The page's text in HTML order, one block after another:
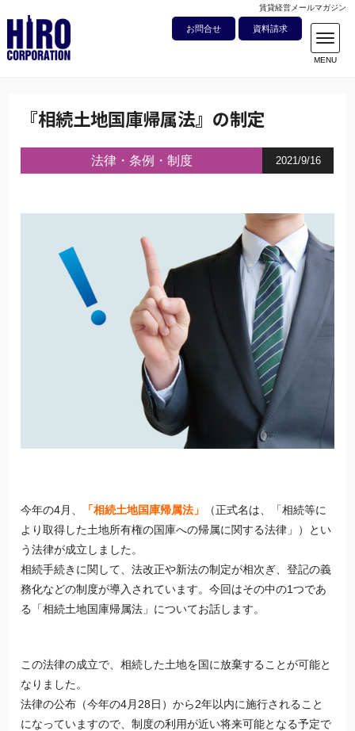
賃貸経営メールマガジン
お問合せ 資料請求
『相続土地国庫帰属法』の制定
法律・条例・制度 2021/9/16
今年の4月、 「相続土地国庫帰属法」
（正式名は、「相続等に
より取得した土地所有権の国庫への帰属に関する法律」）とい
う法律が成立しました。
相続手続きに関して、法改正や新法の制定が相次ぎ、登記の義
務化などの制度が導入されています。今回はその中の1つであ
る「相続土地国庫帰属法」についてお話します。
この法律の成立で、相続した土地を国に放棄することが可能と
なりました。
法律の公布（今年の4月28日）から2年以内に施行されること
になっていますので、制度の利用が近い将来可能となる予定で